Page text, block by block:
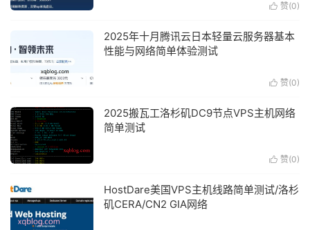
 赞(0)
2025年十月腾讯云日本轻量云服务器基本
性能与网络简单体验测试
 赞(0)
2025搬瓦工洛杉矶DC9节点VPS主机网络
简单测试
 赞(0)
HostDare美国VPS主机线路简单测试/洛杉
矶CERA/CN2 GIA网络